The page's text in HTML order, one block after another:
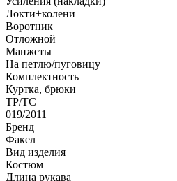
Локти+колени
Воротник
Отложной
Манжеты
На петлю/пуговицу
Комплектность
Куртка, брюки
ТР/ТС
019/2011
Бренд
Факел
Вид изделия
Костюм
Длина рукава